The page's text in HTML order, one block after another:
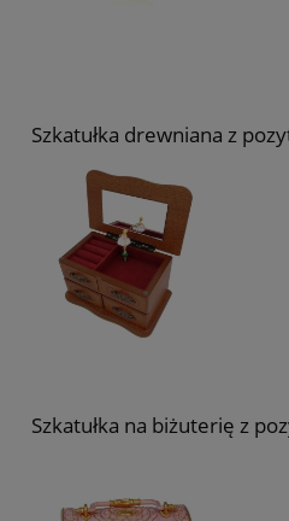
Szkatułka drewniana z
Szkatułka na biżuterię z